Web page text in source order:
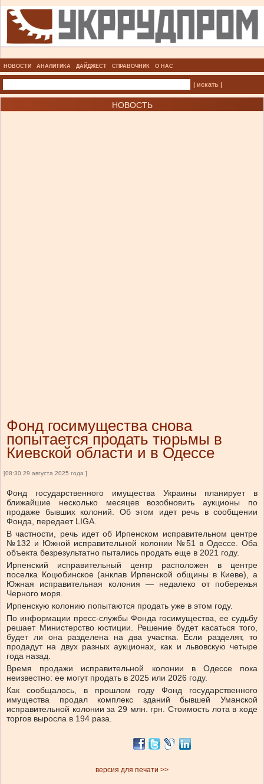
НОВОСТИ АНАЛИТИКА ДАЙДЖЕСТ СПРАВОЧНИК О НАС
| искать |
НОВОСТЬ
Фонд госимущества снова
попытается продать тюрьмы в
Киевской области и в Одессе
[08:30 29 августа 2025 года ]
Фонд государственного имущества Украины планирует в
ближайшие несколько месяцев возобновить аукционы по
продаже бывших колоний. Об этом идет речь в сообщении
Фонда, передает LIGA.
В частности, речь идет об Ирпенском исправительном центре
№132 и Южной исправительной колонии №51 в Одессе. Оба
объекта безрезультатно пытались продать еще в 2021 году.
Ирпенский исправительный центр расположен в центре
поселка Коцюбинское (анклав Ирпенской общины в Киеве), а
Южная исправительная колония — недалеко от побережья
Черного моря.
Ирпенскую колонию попытаются продать уже в этом году.
По информации пресс-службы Фонда госимущества, ее судьбу
решает Министерство юстиции. Решение будет касаться того,
будет ли она разделена на два участка. Если разделят, то
продадут на двух разных аукционах, как и львовскую четыре
года назад.
Время продажи исправительной колонии в Одессе пока
неизвестно: ее могут продать в 2025 или 2026 году.
Как сообщалось, в прошлом году Фонд государственного
имущества продал комплекс зданий бывшей Уманской
исправительной колонии за 29 млн. грн. Стоимость лота в ходе
торгов выросла в 194 раза.
версия для печати >>